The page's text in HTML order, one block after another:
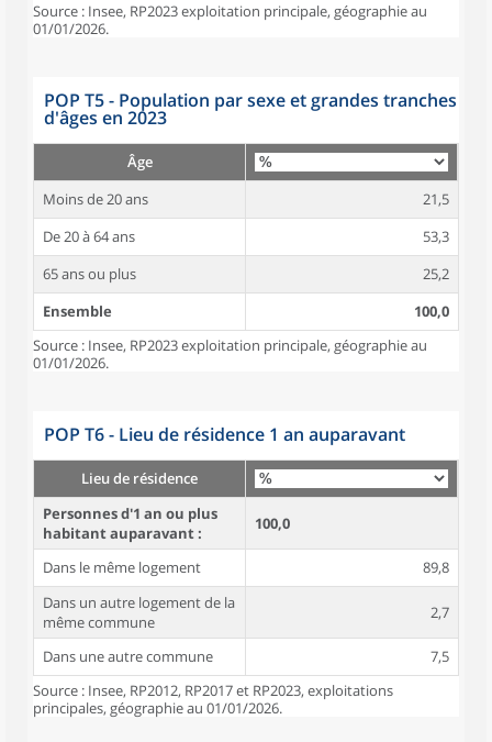
Source : Insee, RP2023 exploitation principale, géographie au
01/01/2026.
POP T5 - Population par sexe et grandes tranches
d'âges en 2023
Âge
Moins de 20 ans
21,5
De 20 à 64 ans
53,3
65 ans ou plus
25,2
Ensemble
100,0
Source : Insee, RP2023 exploitation principale, géographie au
01/01/2026.
POP T6 - Lieu de résidence 1 an auparavant
Lieu de résidence
Personnes d'1 an ou plus
habitant auparavant :
100,0
Dans le même logement
89,8
Dans un autre logement de la
même commune
2,7
Dans une autre commune
7,5
Source : Insee, RP2012, RP2017 et RP2023, exploitations
principales, géographie au 01/01/2026.